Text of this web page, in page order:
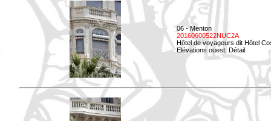
06 - Menton
20160600522NUC2A
Hôtel de voyageurs dit Hôtel
Elévations ouest. Détail.